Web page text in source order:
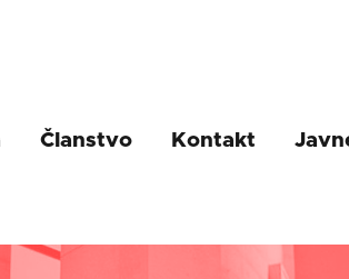
Članstvo Kontakt